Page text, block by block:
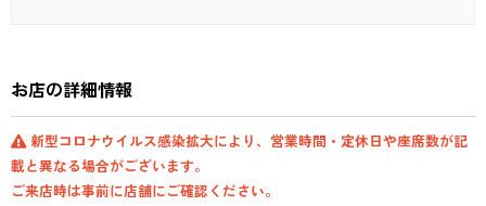
お店の詳細情報
新型コロナウイルス感染拡大により、営業時間・定休日や座席数が記
載と異なる場合がございます。
ご来店時は事前に店舗にご確認ください。